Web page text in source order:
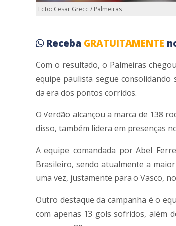
Foto: Cesar Greco / Palmeiras
Receba GRATUITAMENTE
Com o resultado, o Palmeiras
equipe paulista segue
da era dos pontos corridos.
O Verdão alcançou a marca de 138
disso, também lidera em presenças
A equipe comandada por Abel
Brasileiro, sendo atualmente a
uma vez, justamente para o Vasco,
Outro destaque da campanha é o
com apenas 13 gols sofridos, além